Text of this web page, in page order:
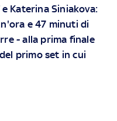
Katerina Siniakova:
e 47 minuti di
- alla prima finale
primo set in cui